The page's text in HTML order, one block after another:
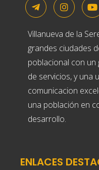
Villanueva de la
grandes ciudades
poblacional con
de servicios, y una
comunicacion
una población en
desarrollo.
ENLACES